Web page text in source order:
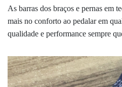
As barras dos braços e pernas em
mais no conforto ao pedalar em
qualidade e performance sempre